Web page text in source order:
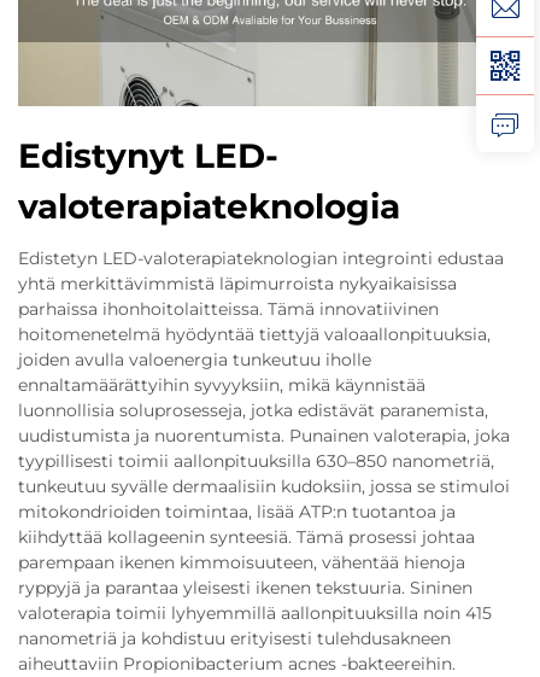
Edistynyt LED-
valoterapiateknologia
Edistetyn LED-valoterapiateknologian integrointi edustaa
yhtä merkittävimmistä läpimurroista nykyaikaisissa
parhaissa ihonhoitolaitteissa. Tämä innovatiivinen
hoitomenetelmä hyödyntää tiettyjä valoaallonpituuksia,
joiden avulla valoenergia tunkeutuu iholle
ennaltamäärättyihin syvyyksiin, mikä käynnistää
luonnollisia soluprosesseja, jotka edistävät paranemista,
uudistumista ja nuorentumista. Punainen valoterapia, joka
tyypillisesti toimii aallonpituuksilla 630–850 nanometriä,
tunkeutuu syvälle dermaalisiin kudoksiin, jossa se stimuloi
mitokondrioiden toimintaa, lisää ATP:n tuotantoa ja
kiihdyttää kollageenin synteesiä. Tämä prosessi johtaa
parempaan ikenen kimmoisuuteen, vähentää hienoja
ryppyjä ja parantaa yleisesti ikenen tekstuuria. Sininen
valoterapia toimii lyhyemmillä aallonpituuksilla noin 415
nanometriä ja kohdistuu erityisesti tulehdusakneen
aiheuttaviin Propionibacterium acnes -bakteereihin.